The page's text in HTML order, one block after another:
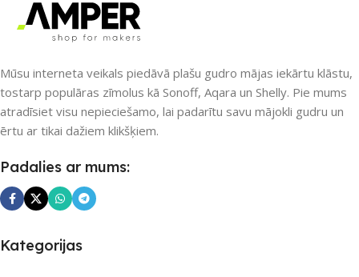
Mūsu interneta veikals piedāvā plašu gudro mājas iekārtu klāstu,
tostarp populāras zīmolus kā Sonoff, Aqara un Shelly. Pie mums
atradīsiet visu nepieciešamo, lai padarītu savu mājokli gudru un
ērtu ar tikai dažiem klikšķiem.
Padalies ar mums:
Kategorijas